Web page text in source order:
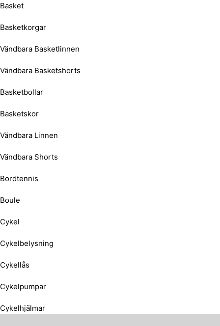
Basket
Basketkorgar
Vändbara Basketlinnen
Vändbara Basketshorts
Basketbollar
Basketskor
Vändbara Linnen
Vändbara Shorts
Bordtennis
Boule
Cykel
Cykelbelysning
Cykellås
Cykelpumpar
Cykelhjälmar